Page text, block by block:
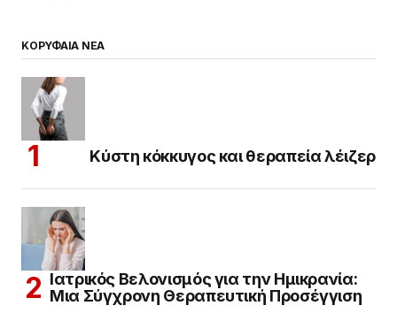
ΚΟΡΥΦΑΙΑ ΝΕΑ
Κύστη κόκκυγος και θεραπεία λέιζερ
Ιατρικός Βελονισμός για την Ημικρανία:
Μια Σύγχρονη Θεραπευτική Προσέγγιση